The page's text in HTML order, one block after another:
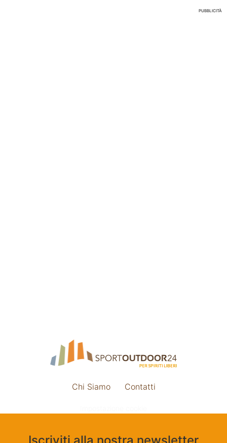
PUBBLICITÀ
Chi Siamo Contatti
Iscriviti alla nostra newsletter